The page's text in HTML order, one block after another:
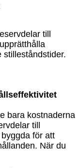
till
stilleståndstider.
bara kostnaderna
till
för att
När du